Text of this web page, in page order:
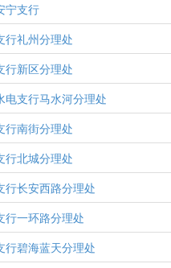
宁支行
行礼州分理处
行新区分理处
电支行马水河分理处
行南街分理处
行北城分理处
行长安西路分理处
行一环路分理处
行碧海蓝天分理处